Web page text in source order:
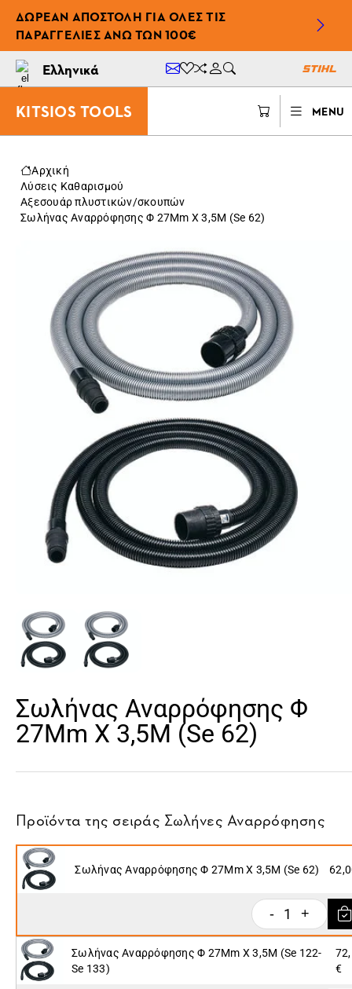
ΔΩΡΕΆΝ ΑΠΟΣΤΟΛΉ ΓΙΑ ΌΛΕΣ ΤΙΣ
ΠΑΡΑΓΓΕΛΊΕΣ ΆΝΩ ΤΩΝ 100€
Ελληνικά
KITSIOS TOOLS MENU
Αρχική
Λύσεις Καθαρισμού
Αξεσουάρ πλυστικών/σκουπών
Σωλήνας Αναρρόφησης Φ 27Mm X 3,5M (Se 62)
Σωλήνας Αναρρόφησης Φ
27Mm X 3,5M (Se 62)
Προϊόντα της σειράς Σωλήνες Αναρρόφησης
Σωλήνας Αναρρόφησης Φ 27Mm X 3,5M (Se 62)
- 1 +
Σωλήνας Αναρρόφησης Φ 27Mm X 3,5M (Se 122-
Se 133)
€